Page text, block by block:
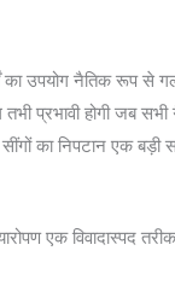
का उपयोग नैतिक रूप
प्रभावी होगी जब सभी
सींगों का निपटान एक
एक